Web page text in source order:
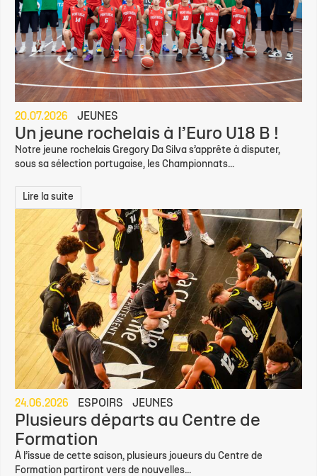
20.07.2026 JEUNES
Un jeune rochelais à l’Euro U18 B !
Notre jeune rochelais Gregory Da Silva s’apprête à disputer,
sous sa sélection portugaise, les Championnats...
Lire la suite
24.06.2026 ESPOIRS JEUNES
Plusieurs départs au Centre de
Formation
À l’issue de cette saison, plusieurs joueurs du Centre de
Formation partiront vers de nouvelles...